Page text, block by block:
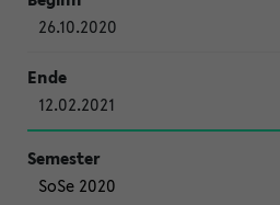
26.10.2020
12.02.2021
SoSe 2020